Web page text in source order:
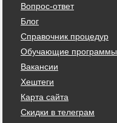
Вопрос-ответ
Блог
Справочник процедур
Обучающие программы
Вакансии
Хештеги
Карта сайта
Скидки в телеграм